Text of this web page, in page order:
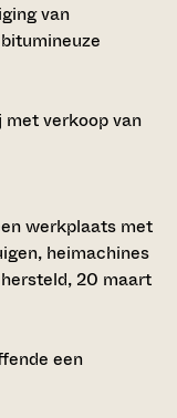
van
verkoop van
werkplaats met
heimachines
20 maart
een